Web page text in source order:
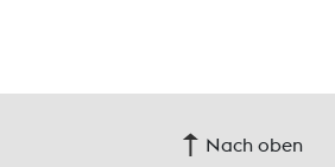
Nach oben